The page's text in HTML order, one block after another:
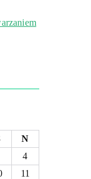
N
4
11